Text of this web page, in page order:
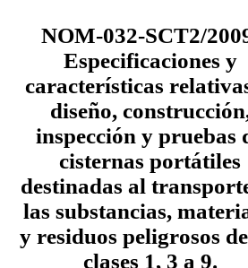
NOM-032-SCT2/
Especificaciones y
características
diseño,
inspección y pruebas
cisternas portátiles
destinadas al
las substancias,
y residuos peligrosos
clases 1, 3 a 9.